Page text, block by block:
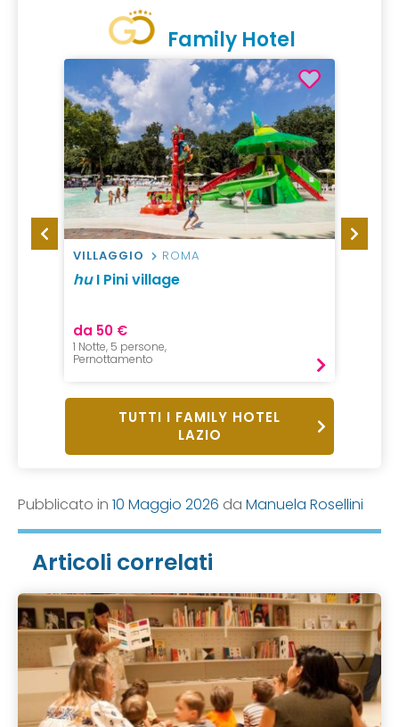
Family Hotel
VILLAGGIO ROMA
huI Pini village
da 50 €
1 Notte, 5 persone,
Pernottamento
TUTTI I FAMILY HOTEL
LAZIO
Pubblicato in 10 Maggio 2026 da Manuela Rosellini
Articoli correlati